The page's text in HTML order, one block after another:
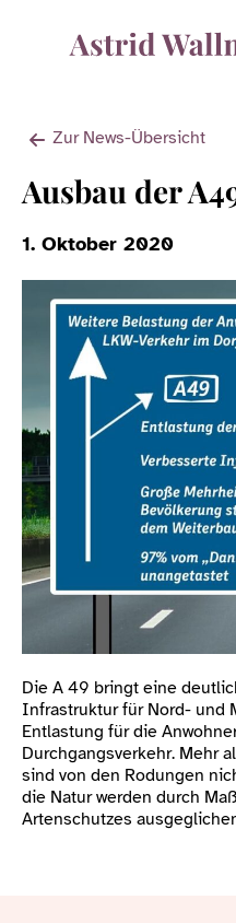
Zur News-Übersicht
Ausbau der
1. Oktober 2020
Die A 49 bringt eine
Infrastruktur für Nord- und
Entlastung für die
Durchgangsverkehr. Mehr
sind von den Rodungen
die Natur werden durch
Artenschutzes